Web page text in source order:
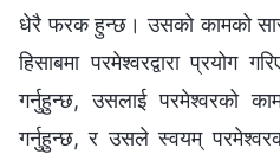
धेरै फरक हुन्छ। उसको कामको
हिसाबमा परमेश्‍वरद्वारा प्रयोग
गर्नुहुन्छ, उसलाई परमेश्‍वरको
गर्नुहुन्छ, र उसले स्वयम्